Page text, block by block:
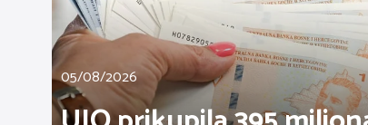
05/08/2026